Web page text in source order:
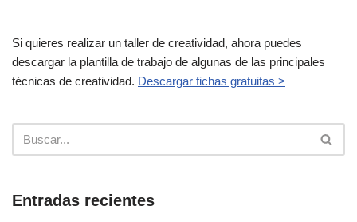
Si quieres realizar un taller de creatividad, ahora puedes
descargar la plantilla de trabajo de algunas de las principales
técnicas de creatividad. Descargar fichas gratuitas >
Entradas recientes